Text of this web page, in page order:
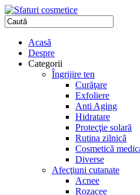
Acasă
Despre
Categorii
Îngrijire ten
Curăţare
Exfoliere
Anti Aging
Hidratare
Protecţie solară
Rutina zilnică
Cosmetică
Diverse
Afecţiuni cutanate
Acnee
Rozacee